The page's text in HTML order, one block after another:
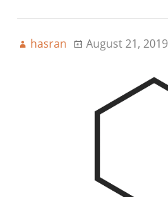
hasran August 21, 2019